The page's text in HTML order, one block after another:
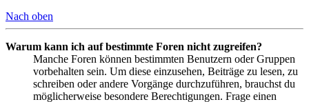
Nach oben
Warum kann ich auf bestimmte Foren nicht zugreifen?
Manche Foren können bestimmten Benutzern oder Gruppen
vorbehalten sein. Um diese einzusehen, Beiträge zu lesen, zu
schreiben oder andere Vorgänge durchzuführen, brauchst du
möglicherweise besondere Berechtigungen. Frage einen